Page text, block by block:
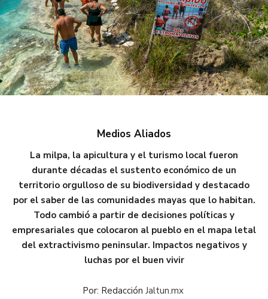
Medios Aliados
La milpa, la apicultura y el turismo local fueron
durante décadas el sustento económico de un
territorio orgulloso de su biodiversidad y destacado
por el saber de las comunidades mayas que lo habitan.
Todo cambió a partir de decisiones políticas y
empresariales que colocaron al pueblo en el mapa letal
del extractivismo peninsular. Impactos negativos y
luchas por el buen vivir
Por: Redacción Jaltun.mx